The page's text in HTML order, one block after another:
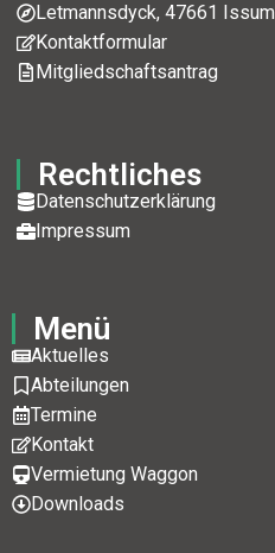
Letmannsdyck, 47661 Issum
Kontaktformular
Mitgliedschaftsantrag
Rechtliches
Datenschutzerklärung
Impressum
Menü
Aktuelles
Abteilungen
Termine
Kontakt
Vermietung Waggon
Downloads